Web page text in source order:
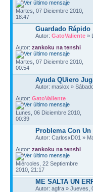
Martes, 07 Diciembre 2010,
18:47
Guardado Rápido
Autor: GatoValiente »
Autor: zankoku na tenshi
Martes, 07 Diciembre 2010,
00:54
Ayuda QUiero
Autor: maslox »
Autor: GatoValiente
Lunes, 06 Diciembre 2010,
00:39
Problema Con
Autor: CarlosxD01 »
Autor: zankoku na tenshi
Miércoles, 22 Septiembre
2010, 21:17
ME SALTA UN
Autor: agfra » Jueves,